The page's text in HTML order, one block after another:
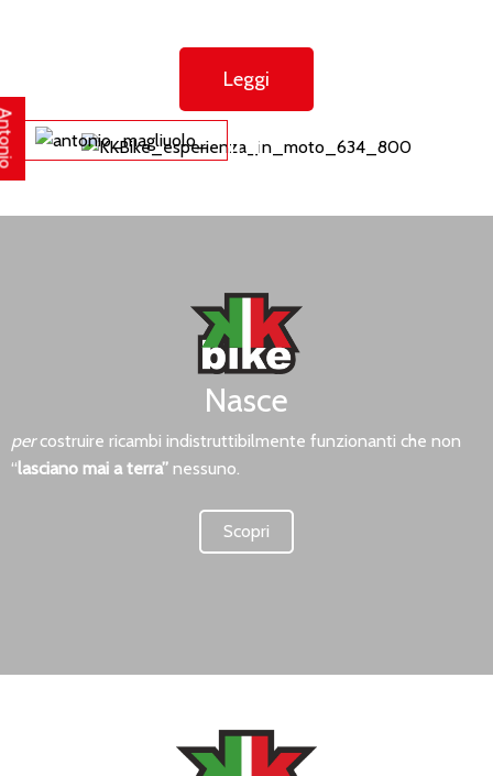
Leggi
Nasce
per costruire ricambi indistruttibilmente funzionanti che non
“lasciano mai a terra” nessuno.
Scopri